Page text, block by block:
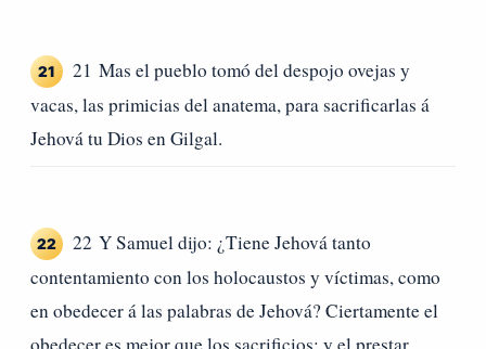
21
21 Mas el pueblo tomó del despojo ovejas y
vacas, las primicias del anatema, para sacrificarlas á
Jehová tu Dios en Gilgal.
22
22 Y Samuel dijo: ¿Tiene Jehová tanto
contentamiento con los holocaustos y víctimas, como
en obedecer á las palabras de Jehová? Ciertamente el